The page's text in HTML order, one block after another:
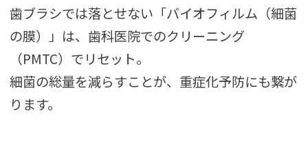
歯ブラシでは落とせない「バイオフィルム（細菌
の膜）」は、歯科医院でのクリーニング
（PMTC）でリセット。
細菌の総量を減らすことが、重症化予防にも繋が
ります。